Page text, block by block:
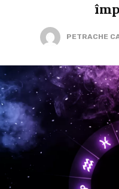
PETRACHE